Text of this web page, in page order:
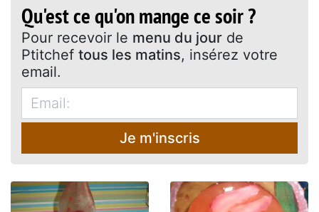
Qu'est ce qu'on mange ce soir ?
Pour recevoir le menu du jour de
Ptitchef tous les matins, insérez votre
email.
Je m'inscris